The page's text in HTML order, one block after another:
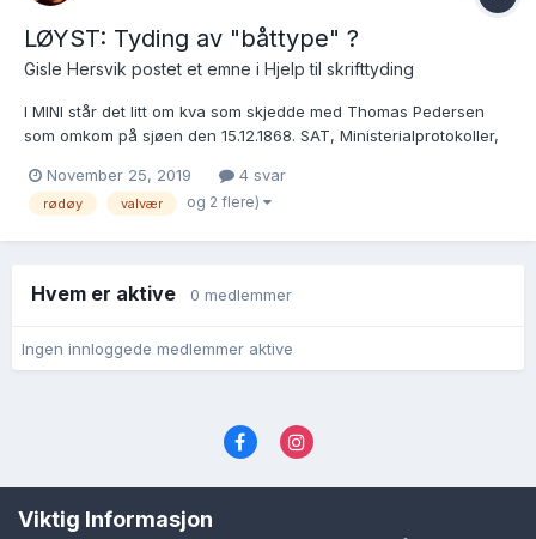
LØYST: Tyding av "båttype" ?
Gisle Hersvik postet et emne i Hjelp til skrifttyding
I MINI står det litt om kva som skjedde med Thomas Pedersen
som omkom på sjøen den 15.12.1868. SAT, Ministerialprotokoller,
Ministerialbok nr. 841A11 /1, 1863-1877, s. 192 Arkivreferanse
SAT/A-1459/841/L0607 Permanent bilde...
November 25, 2019 4 svar
rødøy valvær og 2 flere)
Hvem er aktive 0 medlemmer
Ingen innloggede medlemmer aktive
Cookies (informasjonskapsler)
Viktig Informasjon